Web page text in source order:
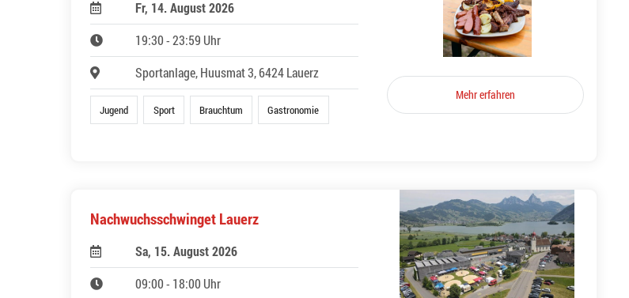
Fr, 14. August 2026
19:30 - 23:59 Uhr
Sportanlage, Huusmat 3, 6424 Lauerz
Jugend Sport Brauchtum Gastronomie
Mehr erfahren
Nachwuchsschwinget Lauerz
Sa, 15. August 2026
09:00 - 18:00 Uhr